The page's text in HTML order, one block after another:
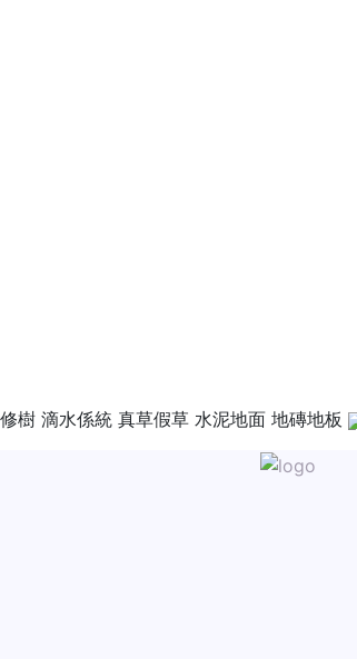
樹 滴水係統 真草假草 水泥地面 地磚地板